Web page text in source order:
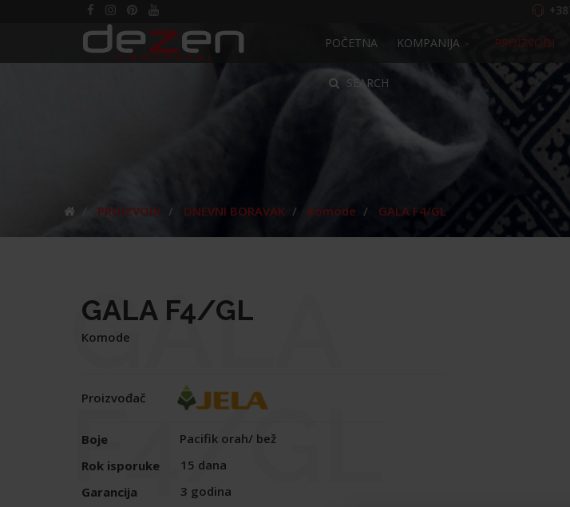
POČETNA KOMPANIJA PROIZVODI
SEARCH
PROIZVODI DNEVNI BORAVAK Komode GALA F4/GL
GALA
F4/GL
GALA F4/GL
Komode
Proizvođač
Boje
Pacifik orah/ bež
Rok isporuke
15 dana
Garancija
3 godina